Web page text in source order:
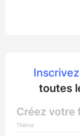
toutes